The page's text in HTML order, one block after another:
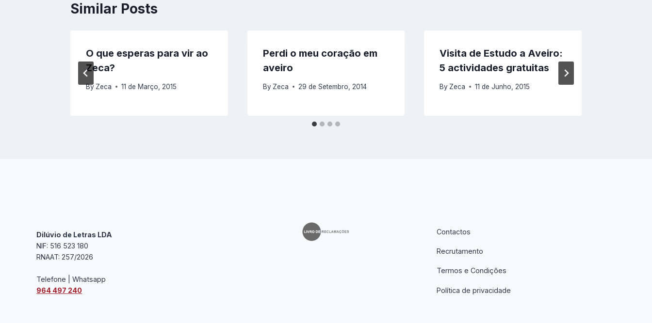
Similar Posts
O que esperas para vir ao
Zeca?
By Zeca 11 de Março, 2015
Perdi o meu coração em
aveiro
By Zeca 29 de Setembro, 2014
Visita de Estudo a Aveiro:
5 actividades gratuitas
By Zeca 11 de Junho, 2015
Dilúvio de Letras LDA
NIF: 516 523 180
RNAAT: 257/2026
Telefone | Whatsapp
964 497 240
Contactos
Recrutamento
Termos e Condições
Política de privacidade